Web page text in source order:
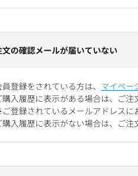
文の確認メールが届いていない
登録をされている方は、 マイペー
購入履歴に表示がある場合は、ご注
登録されているメールアドレスに
購入履歴に表示がない場合は、ご注